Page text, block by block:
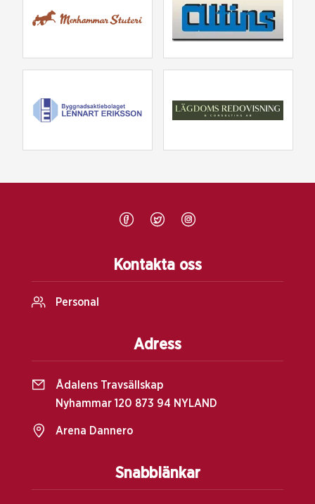
Snabblänkar
Kontakta oss
Personal
Adress
Ådalens Travsällskap
Nyhammar 120 873 94 NYLAND
Arena Dannero